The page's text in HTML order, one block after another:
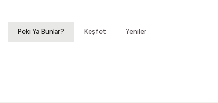
Peki Ya Bunlar? Keşfet Yeniler